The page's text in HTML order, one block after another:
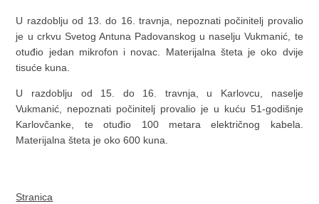
U razdoblju od 13. do 16. travnja, nepoznati počinitelj provalio
je u crkvu Svetog Antuna Padovanskog u naselju Vukmanić, te
otuđio jedan mikrofon i novac. Materijalna šteta je oko dvije
tisuće kuna.
U razdoblju od 15. do 16. travnja, u Karlovcu, naselje
Vukmanić, nepoznati počinitelj provalio je u kuću 51-godišnje
Karlovčanke, te otuđio 100 metara električnog kabela.
Materijalna šteta je oko 600 kuna.
Stranica